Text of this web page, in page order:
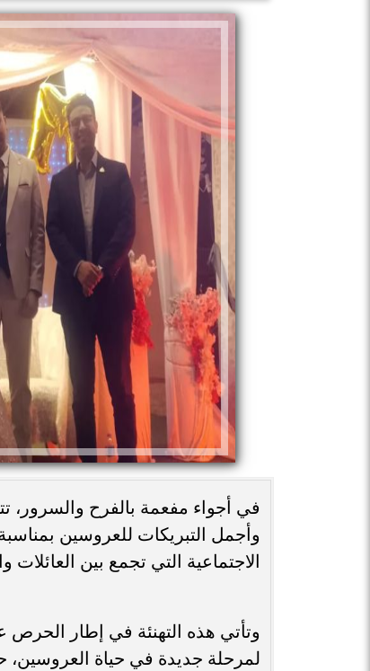
في أجواء مفعمة بالفرح
وأجمل التبريكات للعروسين
الاجتماعية التي تجمع بين
وتأتي هذه التهنئة في إطار الحرص
لمرحلة جديدة في حياة